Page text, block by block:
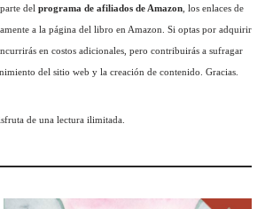
del programa de afiliados de Amazon , los enlaces de
a la página del libro en Amazon. Si optas por adquirir
en costos adicionales, pero contribuirás a sufragar
del sitio web y la creación de contenido. Gracias.
de una lectura ilimitada.